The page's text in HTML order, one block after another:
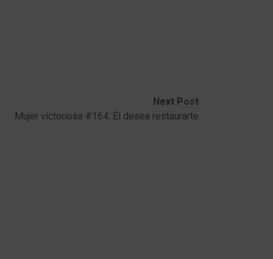
Next Post
Mujer victoriosa #164: Él desea restaurarte